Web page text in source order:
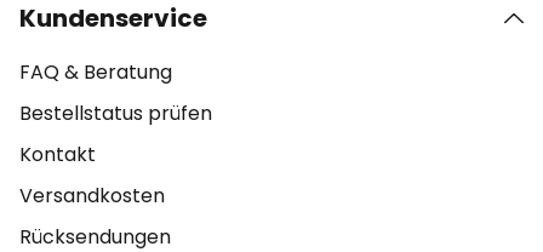
Kundenservice
FAQ & Beratung
Bestellstatus prüfen
Kontakt
Versandkosten
Rücksendungen